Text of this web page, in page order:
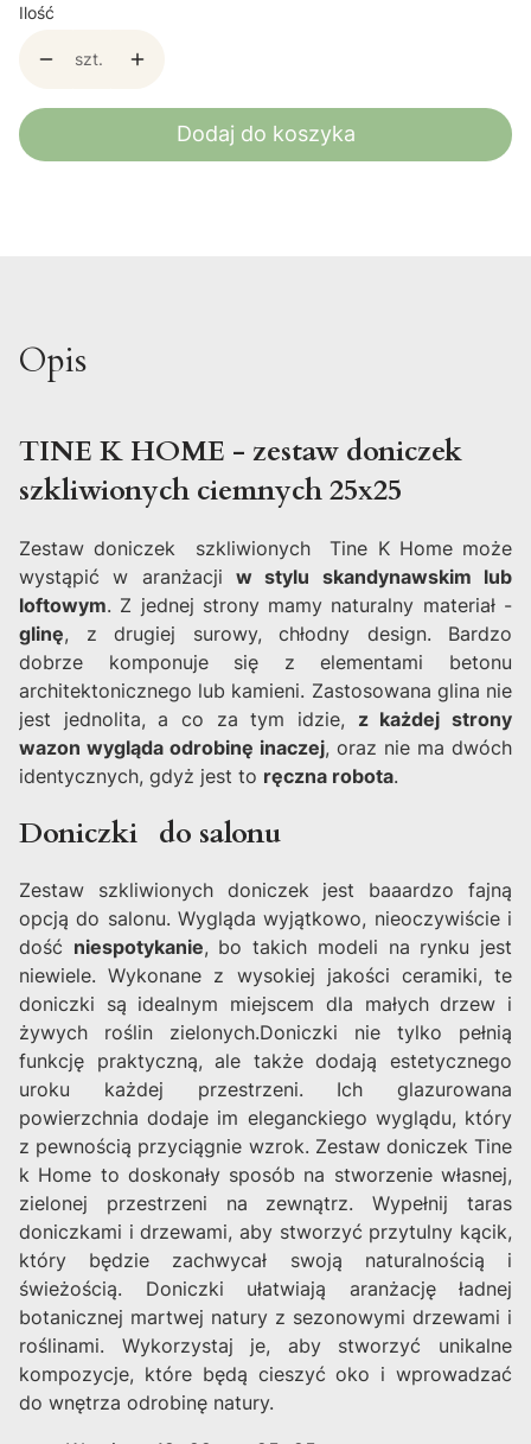
Ilość
szt.
Dodaj do koszyka
Opis
TINE K HOME - zestaw doniczek
szkliwionych ciemnych 25x25
Zestaw doniczek szkliwionych Tine K Home może
wystąpić w aranżacji w stylu skandynawskim lub
loftowym. Z jednej strony mamy naturalny materiał -
glinę, z drugiej surowy, chłodny design. Bardzo
dobrze komponuje się z elementami betonu
architektonicznego lub kamieni. Zastosowana glina nie
jest jednolita, a co za tym idzie, z każdej strony
wazon wygląda odrobinę inaczej, oraz nie ma dwóch
identycznych, gdyż jest to ręczna robota.
Doniczki do salonu
Zestaw szkliwionych doniczek jest baaardzo fajną
opcją do salonu. Wygląda wyjątkowo, nieoczywiście i
dość niespotykanie, bo takich modeli na rynku jest
niewiele. Wykonane z wysokiej jakości ceramiki, te
doniczki są idealnym miejscem dla małych drzew i
żywych roślin zielonych.Doniczki nie tylko pełnią
funkcję praktyczną, ale także dodają estetycznego
uroku każdej przestrzeni. Ich glazurowana
powierzchnia dodaje im eleganckiego wyglądu, który
z pewnością przyciągnie wzrok. Zestaw doniczek Tine
k Home to doskonały sposób na stworzenie własnej,
zielonej przestrzeni na zewnątrz. Wypełnij taras
doniczkami i drzewami, aby stworzyć przytulny kącik,
który będzie zachwycał swoją naturalnością i
świeżością. Doniczki ułatwiają aranżację ładnej
botanicznej martwej natury z sezonowymi drzewami i
roślinami. Wykorzystaj je, aby stworzyć unikalne
kompozycje, które będą cieszyć oko i wprowadzać
do wnętrza odrobinę natury.